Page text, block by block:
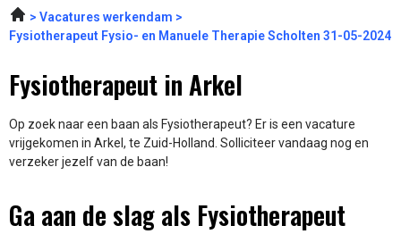
Vacatures werkendam
Fysiotherapeut Fysio- en Manuele Therapie Scholten 31-05-2024
Fysiotherapeut in Arkel
Op zoek naar een baan als Fysiotherapeut? Er is een vacature
vrijgekomen in Arkel, te Zuid-Holland. Solliciteer vandaag nog en
verzeker jezelf van de baan!
Ga aan de slag als Fysiotherapeut